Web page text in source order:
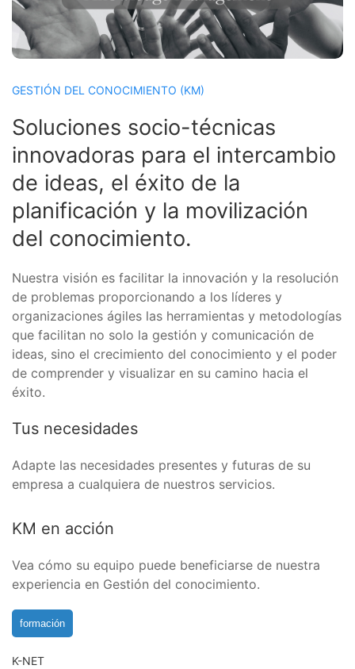
GESTIÓN DEL CONOCIMIENTO (KM)
Soluciones socio-técnicas
innovadoras para el intercambio
de ideas, el éxito de la
planificación y la movilización
del conocimiento.
Nuestra visión es facilitar la innovación y la resolución
de problemas proporcionando a los líderes y
organizaciones ágiles las herramientas y metodologías
que facilitan no solo la gestión y comunicación de
ideas, sino el crecimiento del conocimiento y el poder
de comprender y visualizar en su camino hacia el
éxito.
Tus necesidades
Adapte las necesidades presentes y futuras de su
empresa a cualquiera de nuestros servicios.
KM en acción
Vea cómo su equipo puede beneficiarse de nuestra
experiencia en Gestión del conocimiento.
formación
K-NET